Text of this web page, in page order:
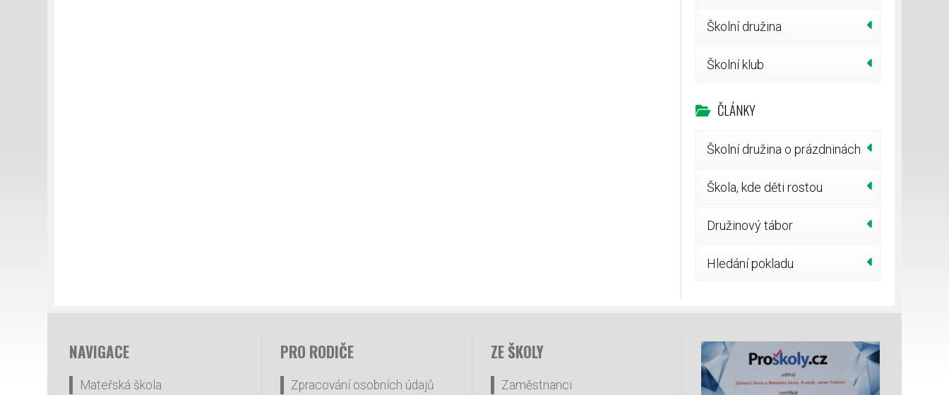
Školní družina
Školní klub
ČLÁNKY
Školní družina o prázdninách
Škola, kde děti rostou
Družinový tábor
Hledání pokladu
NAVIGACE
Mateřská škola
PRO RODIČE
Zpracování osobních údajů
ZE ŠKOLY
Zaměstnanci